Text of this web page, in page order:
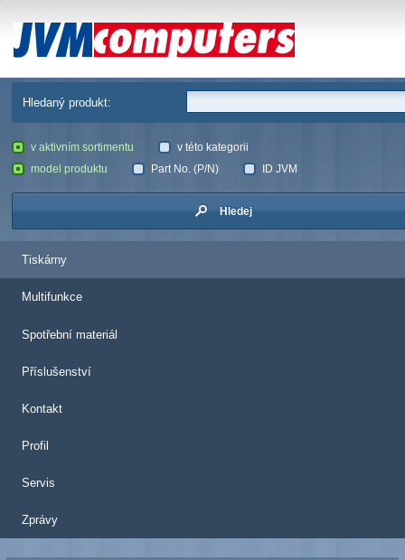
JVM Computers
Hledaný produkt:
v aktivním sortimentu
v této kategorii
model produktu
Part No. (P/N) ID JVM
Hledej
Tiskárny
Multifunkce
Spotřební materiál
Příslušenství
Kontakt
Profil
Servis
Zprávy